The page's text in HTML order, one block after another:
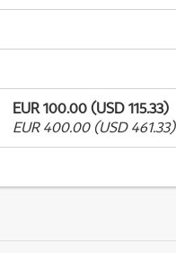
EUR 100.00 (USD 115.33)
EUR 400.00 (USD 461.33)